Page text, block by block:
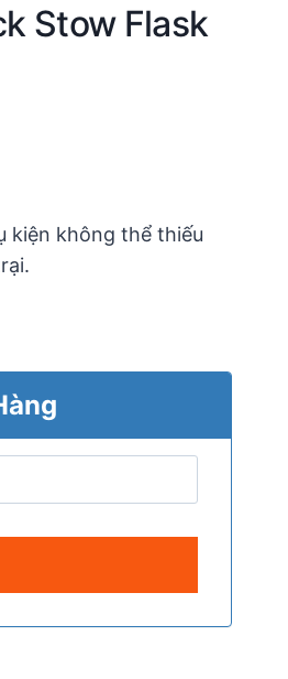
Stow Flask
kiện không thể thiếu